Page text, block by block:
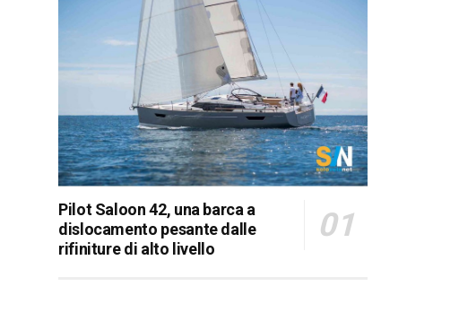
Pilot Saloon 42, una barca a
dislocamento pesante dalle
rifiniture di alto livello